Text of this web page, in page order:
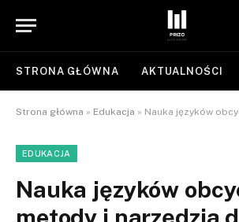
STRONA GŁÓWNA AKTUALNOŚCI
Strona główna » Edukacja » Nauka języków obcych:
EDUKACJA
Nauka języków